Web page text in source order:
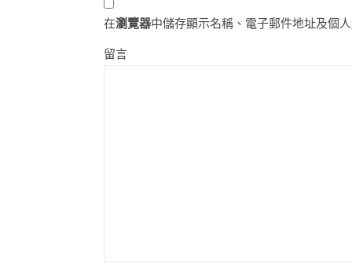
在瀏覽器中儲存顯示名稱、電子郵件地址及個
留言